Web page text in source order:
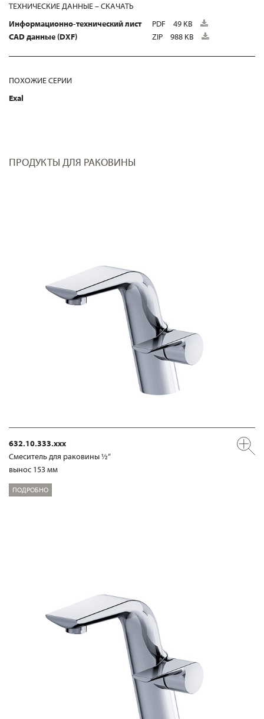
ТЕХНИЧЕСКИЕ ДАННЫЕ – СКАЧАТЬ
Информационно-технический лист
PDF
49 KB
CAD данные (DXF)
ZIP 988 KB
ПОХОЖИЕ СЕРИИ
Exal
ПРОДУКТЫ ДЛЯ РАКОВИНЫ
632.10.333.xxx
Смеситель для раковины ½“
вынос 153 мм
ПОДРОБНО